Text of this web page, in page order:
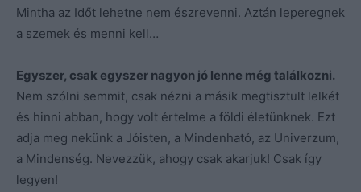
Mintha az Időt lehetne nem észrevenni. Aztán leperegnek
a szemek és menni kell…
Egyszer, csak egyszer nagyon jó lenne még találkozni.
Nem szólni semmit, csak nézni a másik megtisztult lelkét
és hinni abban, hogy volt értelme a földi életünknek. Ezt
adja meg nekünk a Jóisten, a Mindenható, az Univerzum,
a Mindenség. Nevezzük, ahogy csak akarjuk! Csak így
legyen!